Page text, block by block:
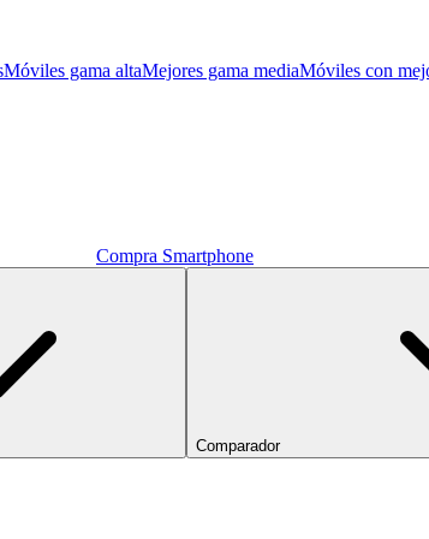
Móviles gama altaMejores gama mediaMóviles con
Compra Smartphone
Comparador